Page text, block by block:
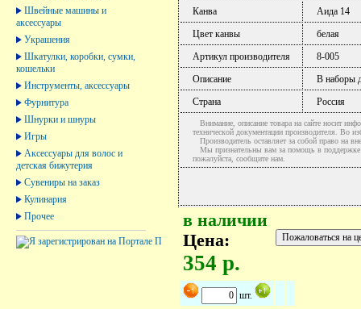
Швейные машины и
аксессуары
Украшения
Шкатулки, коробки, сумки,
кошельки
Инструменты, аксессуары
Фурнитура
Шнурки и шнуры
Игры
Аксессуары для волос и
детская бижутерия
Сувениры на заказ
Кулинария
Прочее
Канва
Аида 14
Цвет канвы
белая
Артикул производителя
8-005
Описание
В наборы
Страна
Россия
Внимание, описание товара на сайте носит
технической документации производителя. Во
Производитель оставляет за собой право на
Мы признательны вам за помощь в поддержке
пожалуйста, сообщите нам.
в наличии
Цена:
354 р.
шт.